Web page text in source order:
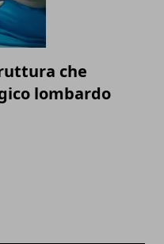
che
lombardo